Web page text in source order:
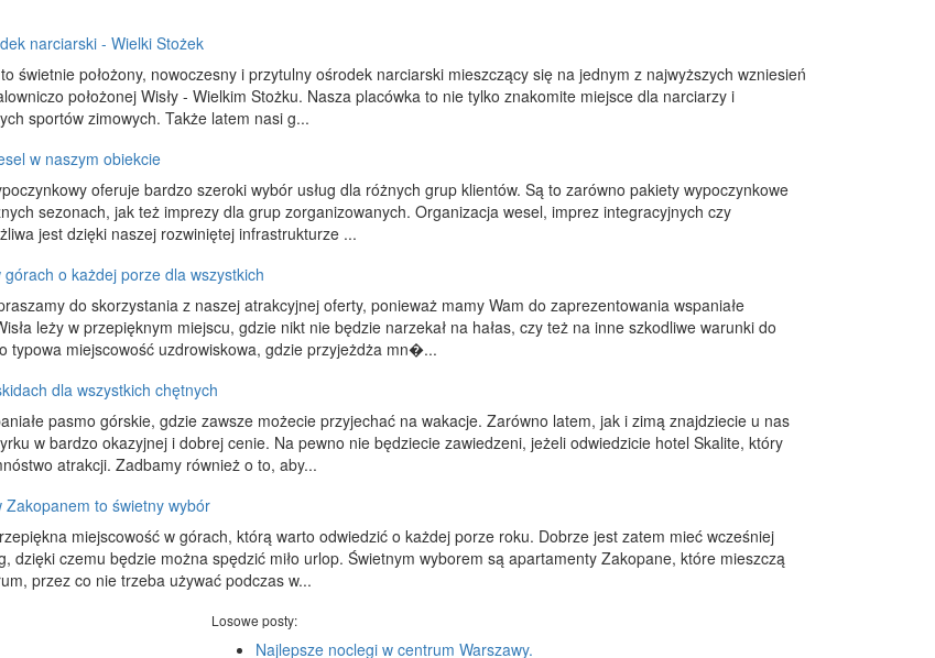
narciarski - Wielki Stożek
świetnie położony, nowoczesny i przytulny ośrodek narciarski mieszczący się na jednym z najwyższych wzniesień
położonej Wisły - Wielkim Stożku. Nasza placówka to nie tylko znakomite miejsce dla narciarzy i
sportów zimowych. Także latem nasi g...
w naszym obiekcie
oferuje bardzo szeroki wybór usług dla różnych grup klientów. Są to zarówno pakiety wypoczynkowe
sezonach, jak też imprezy dla grup zorganizowanych. Organizacja wesel, imprez integracyjnych czy
jest dzięki naszej rozwiniętej infrastrukturze ...
o każdej porze dla wszystkich
do skorzystania z naszej atrakcyjnej oferty, ponieważ mamy Wam do zaprezentowania wspaniałe
leży w przepięknym miejscu, gdzie nikt nie będzie narzekał na hałas, czy też na inne szkodliwe warunki do
typowa miejscowość uzdrowiskowa, gdzie przyjeżdża mn�...
dla wszystkich chętnych
pasmo górskie, gdzie zawsze możecie przyjechać na wakacje. Zarówno latem, jak i zimą znajdziecie u nas
w bardzo okazyjnej i dobrej cenie. Na pewno nie będziecie zawiedzeni, jeżeli odwiedzicie hotel Skalite, który
atrakcji. Zadbamy również o to, aby...
Zakopanem to świetny wybór
miejscowość w górach, którą warto odwiedzić o każdej porze roku. Dobrze jest zatem mieć wcześniej
dzięki czemu będzie można spędzić miło urlop. Świetnym wyborem są apartamenty Zakopane, które mieszczą
przez co nie trzeba używać podczas w...
Losowe posty:
Najlepsze noclegi w centrum Warszawy.